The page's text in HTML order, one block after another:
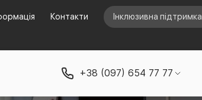
Контакти Інклюзивна підтримка
+38 (097) 654 77 77